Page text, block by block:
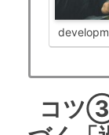
コツ